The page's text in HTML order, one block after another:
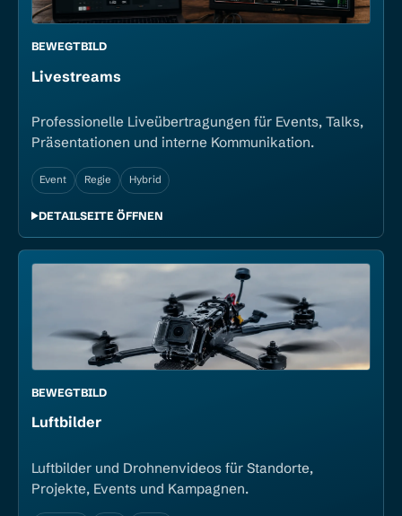
BEWEGTBILD
Livestreams
Professionelle Liveübertragungen für Events, Talks,
Präsentationen und interne Kommunikation.
Event Regie Hybrid
DETAILSEITE ÖFFNEN
BEWEGTBILD
Luftbilder
Luftbilder und Drohnenvideos für Standorte,
Projekte, Events und Kampagnen.